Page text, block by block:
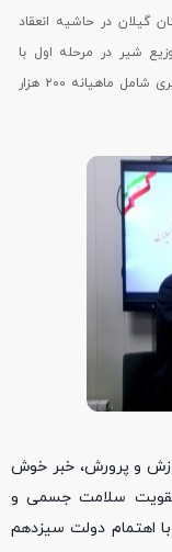
گیلان در حاشیه انعقاد
شیر در مرحله اول با
اولویت دانش آموزان ابتدایی مناطق روستایی و عشایری شامل ماهیانه ۲۰۰ هزار
و پرورش، خبر خوش
سلامت جسمی و
پس از ۶ سال توقف با اهتمام دولت سیزدهم